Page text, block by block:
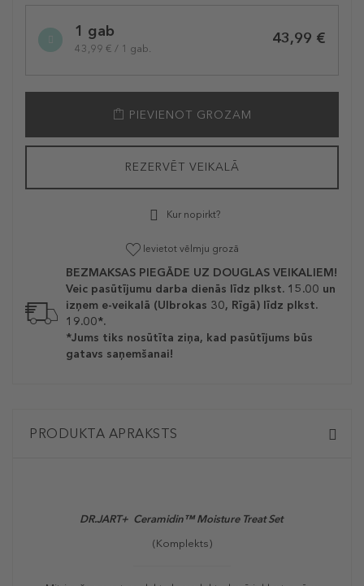
variation1 gab
43,99 € / 1 gab.
43,99 €
PIEVIENOT GROZAM
REZERVĒT VEIKALĀ
Kur nopirkt?
Ievietot vēlmju grozā
BEZMAKSAS PIEGĀDE UZ DOUGLAS VEIKALIEM!
Veic pasūtījumu darba dienās līdz plkst. 15.00 un
izņem e-veikalā (Ulbrokas 30, Rīgā) līdz plkst.
19.00*.
*Jums tiks nosūtīta ziņa, kad pasūtījums būs
gatavs saņemšanai!
PRODUKTA APRAKSTS
DR.JART+ Ceramidin™ Moisture Treat Set
(Komplekts)